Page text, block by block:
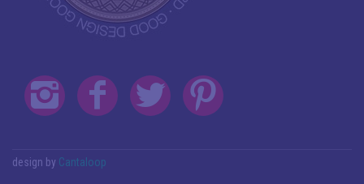
design by Cantaloop